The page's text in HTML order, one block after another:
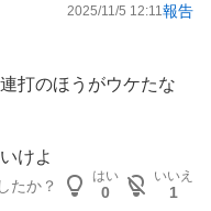
2025/11/5 12:11報告
打のほうがウケたな
けよ
たか？
はい
0
いいえ
1